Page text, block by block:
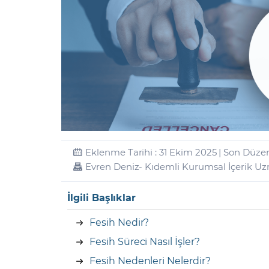
Zarar Olasılığınız Forex Nedir?
Borsa Nedir Model Portföy
İŞLEM PLATFORMLARI
GCM Trader Eğitim Videoları
Sorularla Borsa Finans Sözlüğü
Yurt Dışı Bilanço Takvimi Yurt İçi
Yasal Bildirimler Para Güvenliği ve
Eklenme Tarihi : 31 Ekim 2025 | Son
Evren Deniz- Kıdemli Kurumsal İçerik
İlgili Başlıklar
Fesih Nedir?
Fesih Süreci Nasıl İşler?
Fesih Nedenleri Nelerdir?